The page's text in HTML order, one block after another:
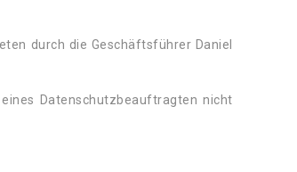
durch die Geschäftsführer Daniel
Datenschutzbeauftragten nicht